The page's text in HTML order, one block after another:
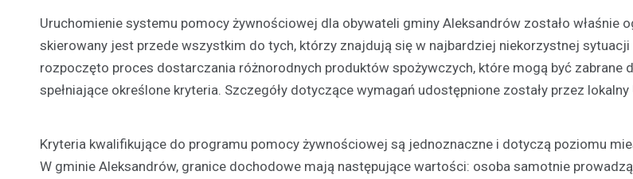
Uruchomienie systemu pomocy żywnościowej dla obywateli gminy Aleksandrów zostało właśnie
skierowany jest przede wszystkim do tych, którzy znajdują się w najbardziej niekorzystnej sytuacji
rozpoczęto proces dostarczania różnorodnych produktów spożywczych, które mogą być zabrane
spełniające określone kryteria. Szczegóły dotyczące wymagań udostępnione zostały przez lokalny
Kryteria kwalifikujące do programu pomocy żywnościowej są jednoznaczne i dotyczą poziomu
W gminie Aleksandrów, granice dochodowe mają następujące wartości: osoba samotnie